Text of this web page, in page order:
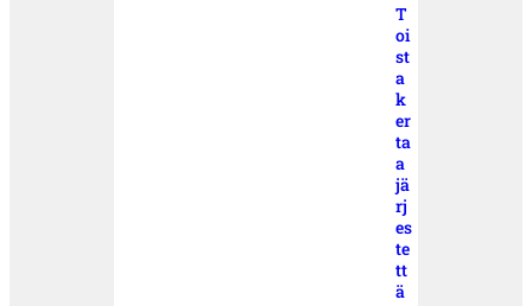
T
oi
st
a
k
er
ta
a
jä
rj
es
te
tt
ä